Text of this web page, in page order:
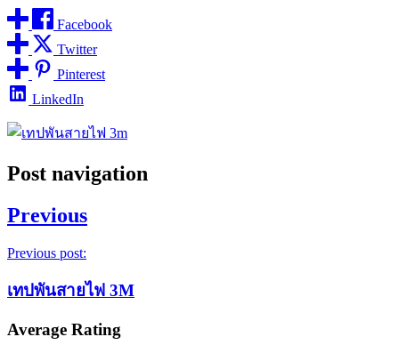
Facebook
Twitter
Pinterest
LinkedIn
Post navigation
Previous
Previous post:
เทปพันสายไฟ 3M
Average Rating